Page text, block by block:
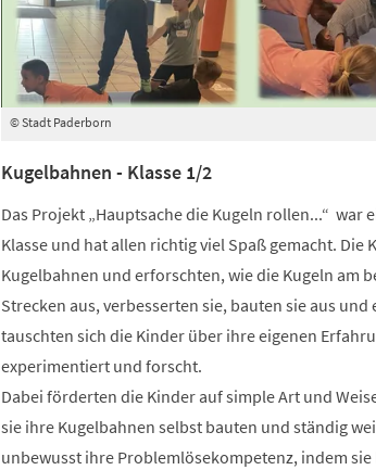
© Stadt Paderborn
Kugelbahnen - Klasse 1/2
Das Projekt „Hauptsache die Kugeln rollen...“
Klasse und hat allen richtig viel Spaß gemacht.
Kugelbahnen und erforschten, wie die Kugeln am
Strecken aus, verbesserten sie, bauten sie aus
tauschten sich die Kinder über ihre eigenen
experimentiert und forscht.​
Dabei förderten die Kinder auf simple Art und
sie ihre Kugelbahnen selbst bauten und ständig
unbewusst ihre Problemlösekompetenz, indem